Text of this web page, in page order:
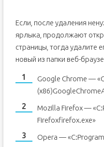
Если, после удаления
ярлыка, продолжают
страницы, тогда удалите
новый из папки веб-
Google Chrome —
Mozilla Firefox —
Firefoxfirefox.exe»
Opera —